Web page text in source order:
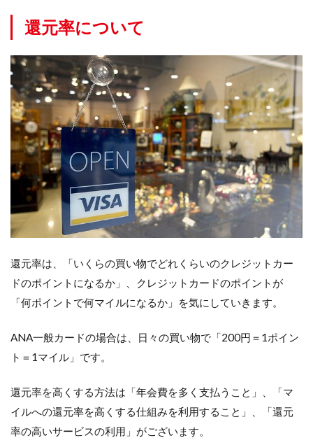
還元率について
還元率は、「いくらの買い物でどれくらいのクレジットカー
ドのポイントになるか」、クレジットカードのポイントが
「何ポイントで何マイルになるか」を気にしていきます。
ANA一般カードの場合は、日々の買い物で「200円＝1ポイン
ト＝1マイル」です。
還元率を高くする方法は「年会費を多く支払うこと」、「マ
イルへの還元率を高くする仕組みを利用すること」、「還元
率の高いサービスの利用」がございます。